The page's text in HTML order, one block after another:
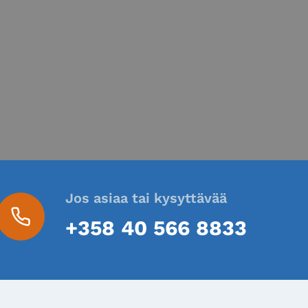
Jos asiaa tai kysyttävää
+358 40 566 8833